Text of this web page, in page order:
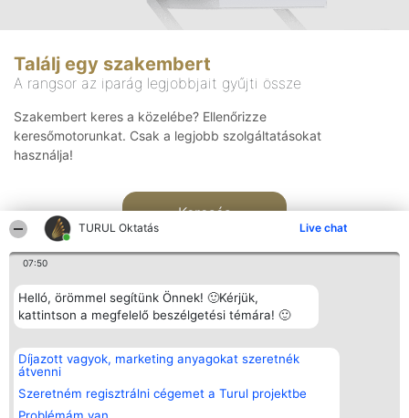
TURUL Oktatás Live chat
07:50
Helló, örömmel segítünk Önnek! 🙂Kérjük,
kattintson a megfelelő beszélgetési témára! 🙂
Díjazott vagyok, marketing anyagokat szeretnék
átvenni
Szeretném regisztrálni cégemet a Turul projektbe
Találj egy szakembert
A rangsor az iparág legjobbjait gyűjti össze
Szakembert keres a közelébe? Ellenőrizze
keresőmotorunkat. Csak a legjobb szolgáltatásokat
használja!
Keresés
Rangsorszervező
SC Beautiful Company S.R.L.
Bulevardul Aleea Timișul De
Sus Nr. 2, Bl. A30, Sc. A, Et.
4, Ap. 13
Bukarest 53-238
Népszavazás
Nyertesek
listája
Elérhetőség
Elérhetőség